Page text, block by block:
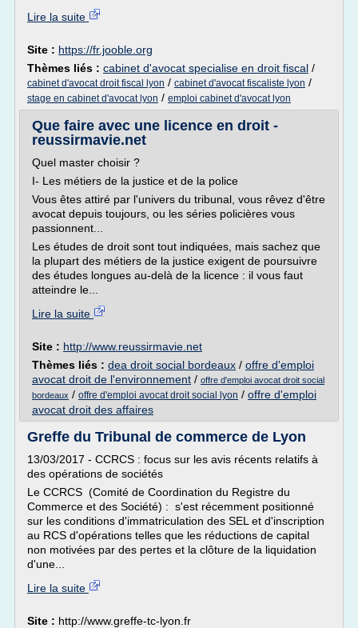
Lire la suite
Site : https://fr.jooble.org
Thèmes liés : cabinet d'avocat specialise en droit fiscal /
cabinet d'avocat droit fiscal lyon / cabinet d'avocat fiscaliste lyon /
stage en cabinet d'avocat lyon / emploi cabinet d'avocat lyon
Que faire avec une licence en droit -
reussirmavie.net
Quel master choisir ?
I- Les métiers de la justice et de la police
Vous êtes attiré par l'univers du tribunal, vous rêvez d'être
avocat depuis toujours, ou les séries policières vous
passionnent...
Les études de droit sont tout indiquées, mais sachez que
la plupart des métiers de la justice exigent de poursuivre
des études longues au-delà de la licence : il vous faut
atteindre le...
Lire la suite
Site : http://www.reussirmavie.net
Thèmes liés : dea droit social bordeaux / offre d'emploi
avocat droit de l'environnement / offre d'emploi avocat droit social
bordeaux / offre d'emploi avocat droit social lyon / offre d'emploi
avocat droit des affaires
Greffe du Tribunal de commerce de Lyon
13/03/2017 - CCRCS : focus sur les avis récents relatifs à
des opérations de sociétés
Le CCRCS (Comité de Coordination du Registre du
Commerce et des Société) : s'est récemment positionné
sur les conditions d'immatriculation des SEL et d'inscription
au RCS d'opérations telles que les réductions de capital
non motivées par des pertes et la clôture de la liquidation
d'une...
Lire la suite
Site : http://www.greffe-tc-lyon.fr